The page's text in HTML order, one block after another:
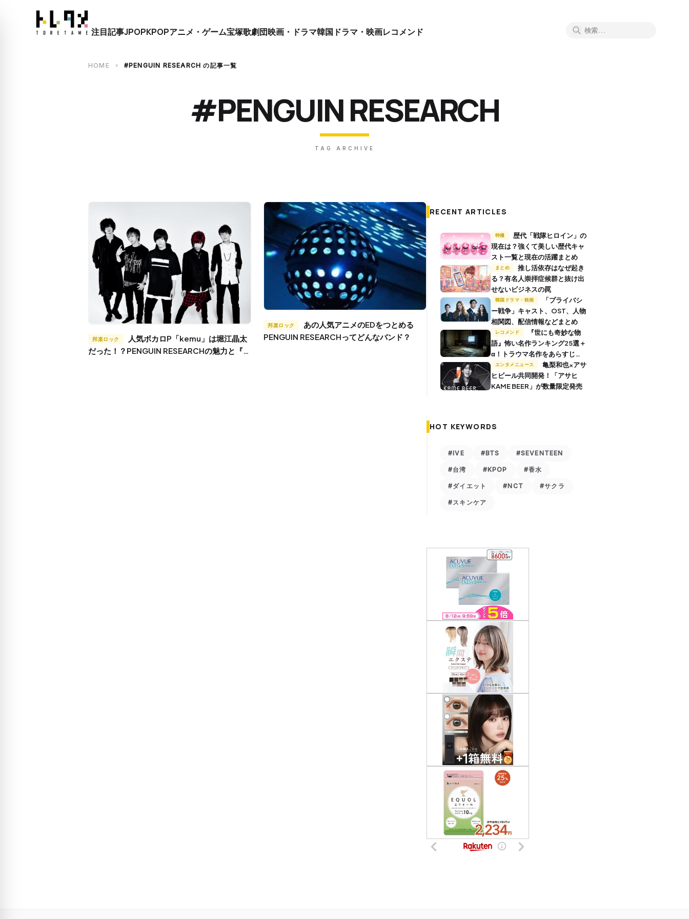
close
注目記事JPOPKPOPアニメ・ゲーム宝塚歌劇団映画・ドラマ韓国ドラマ・映画レコメンド
HOME chevron_right #PENGUIN RESEARCH の記事一覧
#PENGUIN RESEARCH
TAG ARCHIVE
邦楽ロック
だった！？PENGUIN RESEARCHの魅力と『堀
邦楽ロック
PENGUIN RESEARCHってどんなバンド？
RECENT ARTICLES
特撮
現在は？強くて美しい歴代キャ
スト一覧と現在の活躍まとめ
まとめ
推し活依存はなぜ起き
る？有名人崇拝症候群と抜け出
せないビジネスの罠
韓国ドラマ・映画
ー戦争」キャスト、OST、人物
相関図、配信情報などまとめ
レコメンド
語』怖い名作ランキング25選＋
α！トラウマ名作をあらすじ付
きで解説
エンタメニュース
ヒビール共同開発！「アサヒ
KAME BEER」が数量限定発売
HOT KEYWORDS
#IVE #BTS #SEVENTEEN
#台湾 #KPOP #香水
#ダイエット #NCT #サクラ
#スキンケア